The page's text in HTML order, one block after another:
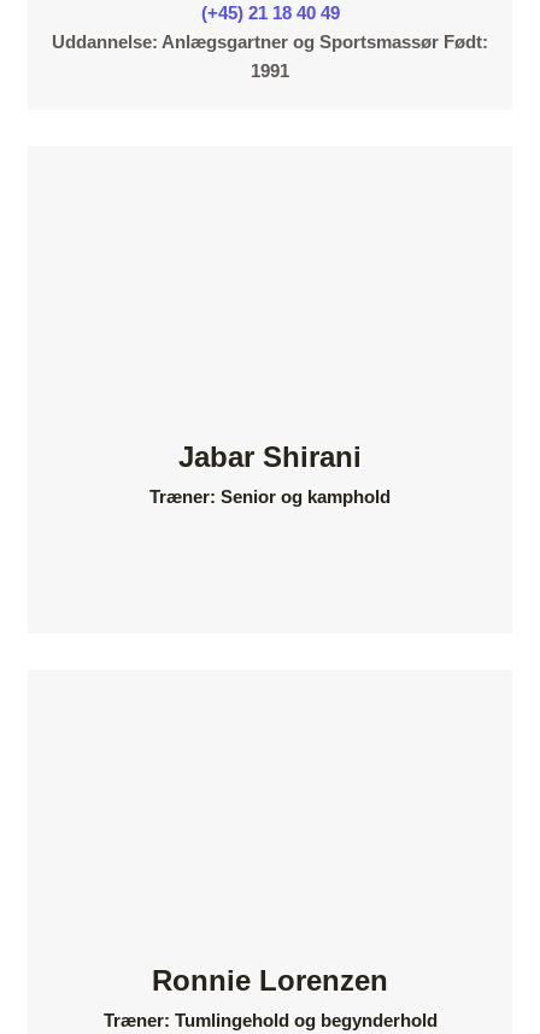
(+45) 21 18 40 49
Uddannelse: Anlægsgartner og Sportsmassør Født:
1991
Jabar Shirani
Træner: Senior og kamphold
Ronnie Lorenzen
Træner: Tumlingehold og begynderhold